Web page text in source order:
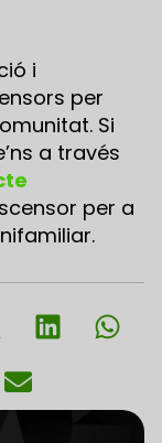
i
per
Si
a través
per a